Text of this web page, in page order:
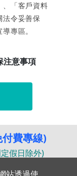
、「客戶資料
法令妥善保
專區。
注意事項
費專線)
假日除外)